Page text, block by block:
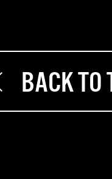
BACK TO